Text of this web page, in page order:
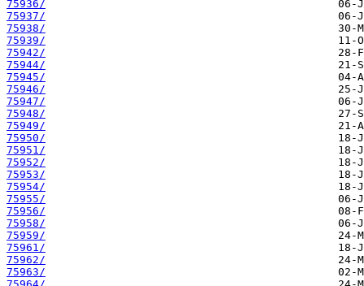
75936/
75937/
75938/
75939/
75942/
75944/
75945/
75946/
75947/
75948/
75949/
75950/
75951/
75952/
75953/
75954/
75955/
75956/
75958/
75959/
75961/
75962/
75963/